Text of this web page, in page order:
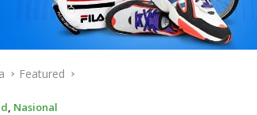
Featured
, Nasional